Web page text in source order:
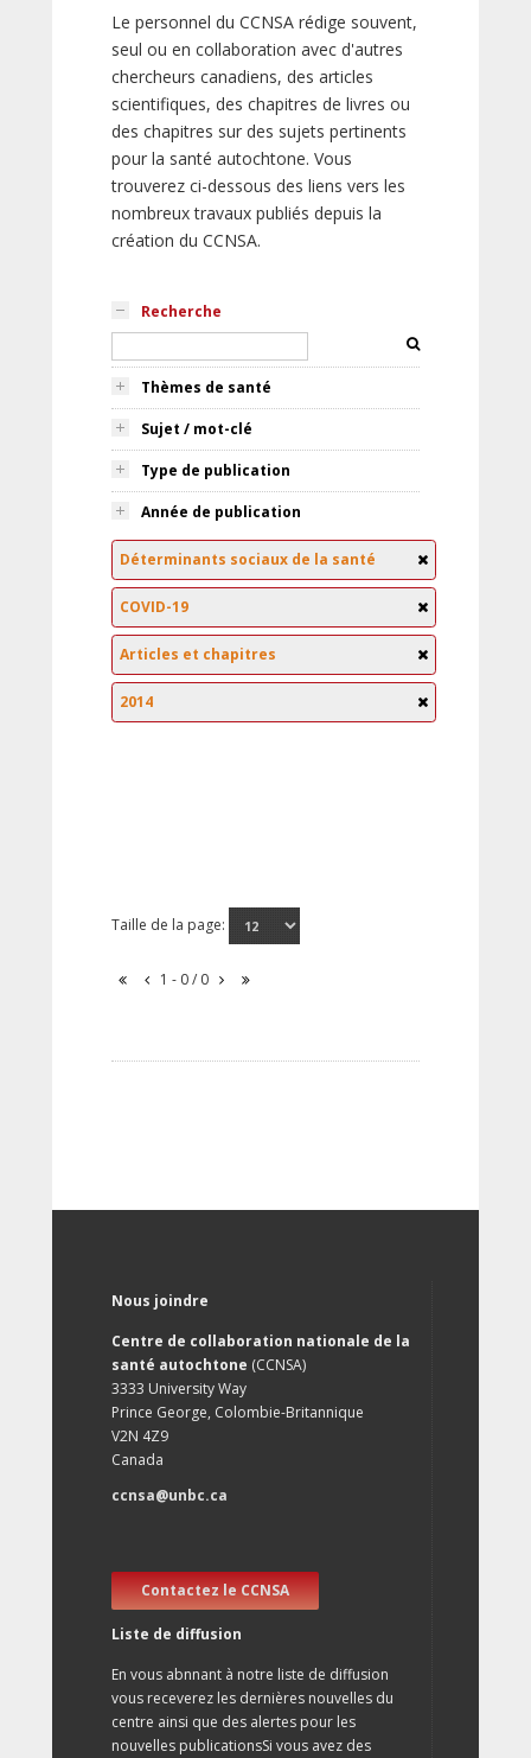
Le personnel du CCNSA rédige souvent,
seul ou en collaboration avec d'autres
chercheurs canadiens, des articles
scientifiques, des chapitres de livres ou
des chapitres sur des sujets pertinents
pour la santé autochtone. Vous
trouverez ci-dessous des liens vers les
nombreux travaux publiés depuis la
création du CCNSA.
Recherche
Thèmes de santé
Sujet / mot-clé
Type de publication
Année de publication
Déterminants sociaux de la santé
COVID-19
Articles et chapitres
2014
Taille de la page:
1 - 0 / 0
Nous joindre
Centre de collaboration nationale de la
santé autochtone (CCNSA)
3333 University Way
Prince George, Colombie-Britannique
V2N 4Z9
Canada
ccnsa@unbc.ca
Contactez le CCNSA
Liste de diffusion
En vous abnnant à notre liste de diffusion
vous receverez les dernières nouvelles du
centre ainsi que des alertes pour les
nouvelles publicationsSi vous avez des